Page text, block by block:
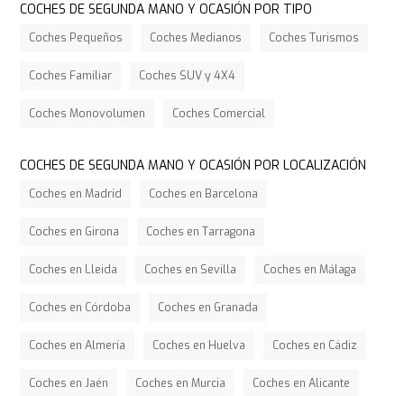
COCHES DE SEGUNDA MANO Y OCASIÓN POR TIPO
Coches Pequeños Coches Medianos Coches Turismos
Coches Familiar Coches SUV y 4X4
Coches Monovolumen Coches Comercial
COCHES DE SEGUNDA MANO Y OCASIÓN POR LOCALIZACIÓN
Coches en Madrid Coches en Barcelona
Coches en Girona Coches en Tarragona
Coches en Lleida Coches en Sevilla Coches en Málaga
Coches en Córdoba Coches en Granada
Coches en Almería Coches en Huelva Coches en Cádiz
Coches en Jaén Coches en Murcia Coches en Alicante